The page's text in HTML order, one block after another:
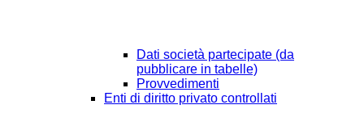
Dati società partecipate (da
pubblicare in tabelle)
Provvedimenti
Enti di diritto privato controllati